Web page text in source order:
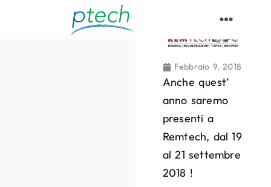
Remtech 2018
Febbraio 9, 2018
Anche quest’
anno saremo
presenti a
Remtech, dal 19
al 21 settembre
2018 !